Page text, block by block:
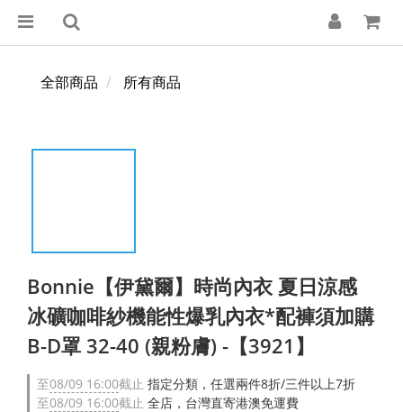
全部商品 所有商品
Bonnie【伊黛爾】時尚內衣 夏日涼感
冰礦咖啡紗機能性爆乳內衣*配褲須加購
B-D罩 32-40 (親粉膚) -【3921】
至08/09 16:00截止 指定分類，任選兩件8折/三件以上7折
至08/09 16:00截止 全店，台灣直寄港澳免運費